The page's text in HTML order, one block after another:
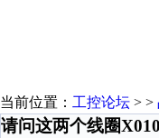
当前位置： 工控论坛 > >
请问这两个线圈